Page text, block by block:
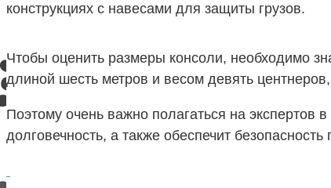
конструкциях с навесами для защиты грузов.
Чтобы оценить размеры консоли, необходимо
длиной шесть метров и весом девять
Поэтому очень важно полагаться на экспертов
долговечность, а также обеспечит